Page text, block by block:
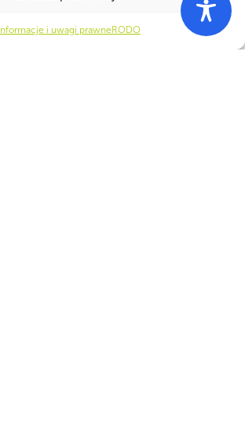
Informacje i uwagi prawne RODO